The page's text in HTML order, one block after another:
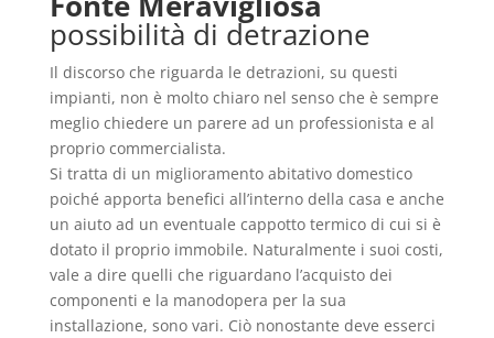
possibilità di detrazione
Il discorso che riguarda le detrazioni, su questi
impianti, non è molto chiaro nel senso che è sempre
meglio chiedere un parere ad un professionista e al
proprio commercialista.
Si tratta di un miglioramento abitativo domestico
poiché apporta benefici all’interno della casa e anche
un aiuto ad un eventuale cappotto termico di cui si è
dotato il proprio immobile. Naturalmente i suoi costi,
vale a dire quelli che riguardano l’acquisto dei
componenti e la manodopera per la sua
installazione, sono vari. Ciò nonostante deve esserci